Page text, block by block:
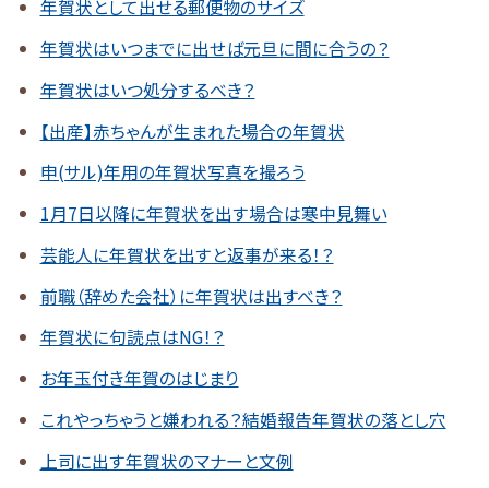
年賀状として出せる郵便物のサイズ
年賀状はいつまでに出せば元旦に間に合うの？
年賀状はいつ処分するべき？
【出産】赤ちゃんが生まれた場合の年賀状
申(サル)年用の年賀状写真を撮ろう
1月7日以降に年賀状を出す場合は寒中見舞い
芸能人に年賀状を出すと返事が来る！？
前職（辞めた会社）に年賀状は出すべき？
年賀状に句読点はNG！？
お年玉付き年賀のはじまり
これやっちゃうと嫌われる？結婚報告年賀状の落とし穴
上司に出す年賀状のマナーと文例